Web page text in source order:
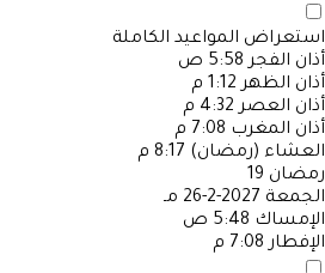
استعراض المواعيد الكاملة
أذان الفجر 5:58 ص
أذان الظهر 1:12 م
أذان العصر 4:32 م
أذان المغرب 7:08 م
العشاء (رمضان) 8:17 م
رمضان 19
الجمعة 2027-2-26 مـ
الإمساك 5:48 ص
الإفطار 7:08 م